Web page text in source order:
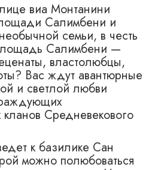
виа Монтанини
Салимбени и
семьи, в честь
Салимбени —
властолюбцы,
Вас ждут авантюрные
и светлой любви
кланов Средневекового
к базилике Сан
можно полюбоваться